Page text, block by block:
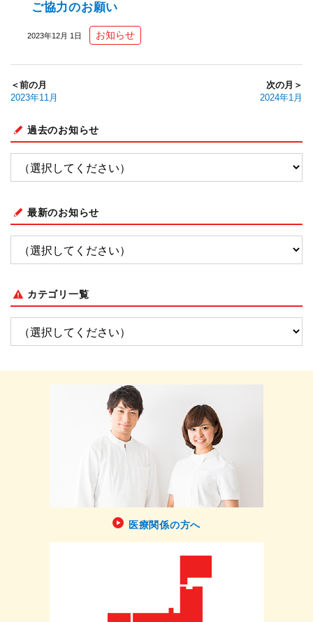
ご協力のお願い
2023年12月 1日 お知らせ
＜前の月
2023年11月
次の月＞
2024年1月
過去のお知らせ
最新のお知らせ
カテゴリ一覧
医療関係の方へ